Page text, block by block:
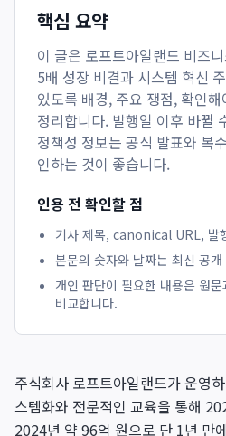
핵심 요약
이 글은 로프트아일랜드 비즈
5배 성장 비결과 시스템 혁신
있도록 배경, 주요 쟁점, 확인
정리합니다. 발행일 이후 바뀔
정책성 정보는 공식 발표와 복
인하는 것이 좋습니다.
인용 전 확인할 점
기사 제목, canonical URL, 발
본문의 숫자와 날짜는 최신 공
개인 판단이 필요한 내용은 원
비교합니다.
주식회사 로프트아일랜드가 운영
스템화와 전문적인 교육을 통해
2024년 약 96억 원으로 단 1년 만